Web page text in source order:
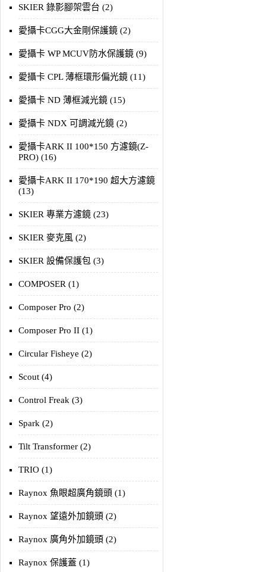
SKIER 錄影腳架雲台 (2)
愛攝卡CGG大金剛保護鏡 (2)
愛攝卡 WP MCUV防水保護鏡 (9)
愛攝卡 CPL 薄框環形偏光鏡 (11)
愛攝卡 ND 薄框減光鏡 (15)
愛攝卡 NDX 可調減光鏡 (2)
愛攝卡ARK II 100*150 方濾鏡(Z-
PRO) (16)
愛攝卡ARK II 170*190 超大方濾鏡
(13)
SKIER 專業方濾鏡 (23)
SKIER 麥克風 (2)
SKIER 設備保護包 (3)
COMPOSER (1)
Composer Pro (2)
Composer Pro II (1)
Circular Fisheye (2)
Scout (4)
Control Freak (3)
Spark (2)
Tilt Transformer (2)
TRIO (1)
Raynox 魚眼超廣角鏡頭 (1)
Raynox 望遠外加鏡頭 (2)
Raynox 廣角外加鏡頭 (2)
Raynox 保護蓋 (1)